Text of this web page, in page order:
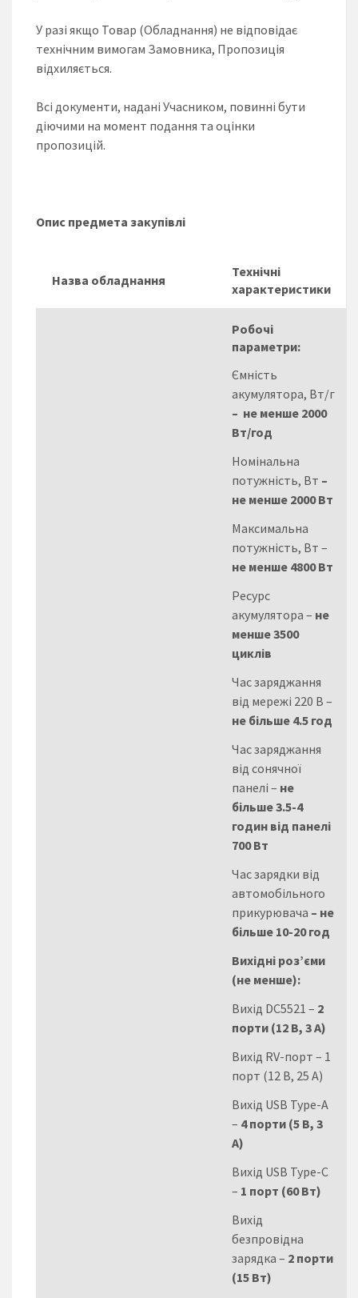
У разі якщо Товар (Обладнання) не відповідає
технічним вимогам Замовника, Пропозиція
відхиляється.
Всі документи, надані Учасником, повинні бути
діючими на момент подання та оцінки
пропозицій.
Опис предмета закупівлі
Назва обладнання
Технічні
характеристики
Робочі
параметри:
Ємність
акумулятора, Вт/г
– не менше 2000
Вт/год
Номінальна
потужність, Вт –
не менше 2000 Вт
Максимальна
потужність, Вт –
не менше 4800 Вт
Ресурс
акумулятора – не
менше 3500
циклів
Час заряджання
від мережі 220 В –
не більше 4.5 год
Час заряджання
від сонячної
панелі – не
більше 3.5-4
годин від панелі
700 Вт
Час зарядки від
автомобільного
прикурювача – не
більше 10-20 год
Вихідні роз’єми
(не менше):
Вихід DC5521 – 2
порти (12 В, 3 А)
Вихід RV-порт – 1
порт (12 В, 25 А)
Вихід USB Type-A
– 4 порти (5 В, 3
А)
Вихід USB Type-C
– 1 порт (60 Вт)
Вихід
безпровідна
зарядка – 2 порти
(15 Вт)